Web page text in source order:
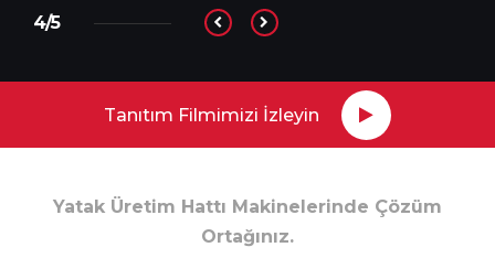
Tanıtım Filmimizi İzleyin
4/5
Yatak Üretim Hattı Makinelerinde Çözüm
Ortağınız.